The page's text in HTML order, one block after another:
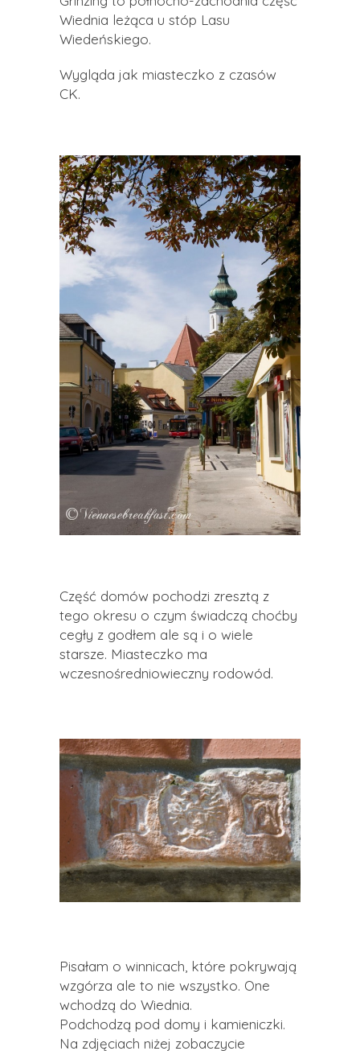
Wiednia leżąca u stóp Lasu
Wiedeńskiego.
Wygląda jak miasteczko z czasów
CK.
Część domów pochodzi zresztą z
tego okresu o czym świadczą choćby
cegły z godłem ale są i o wiele
starsze. Miasteczko ma
wczesnośredniowieczny rodowód.
Pisałam o winnicach, które pokrywają
wzgórza ale to nie wszystko. One
wchodzą do Wiednia.
Podchodzą pod domy i kamieniczki.
Na zdjęciach niżej zobaczycie